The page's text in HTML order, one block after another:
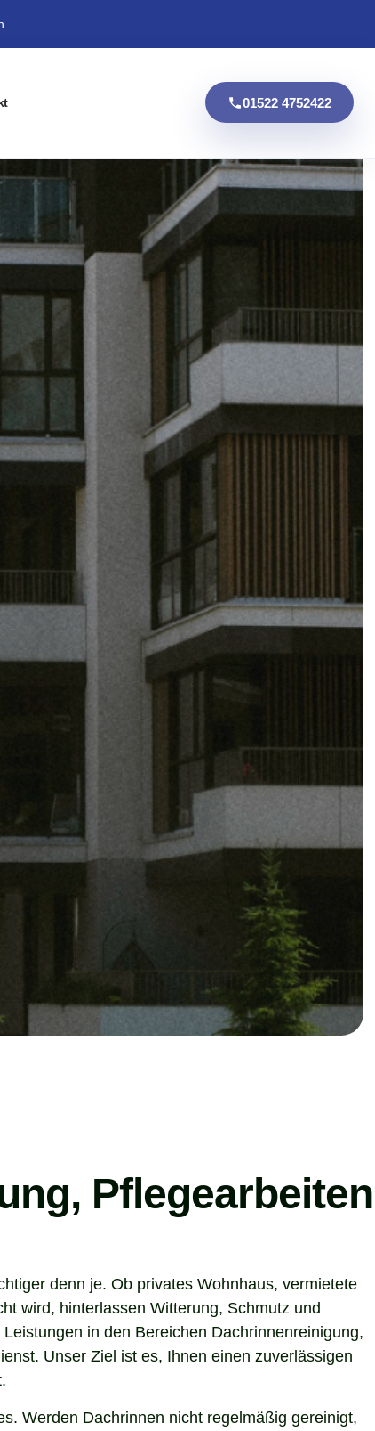
01522 4752422
Pflegearbeiten
denn je. Ob privates Wohnhaus, vermietete
wird, hinterlassen Witterung, Schmutz und
in den Bereichen Dachrinnenreinigung,
Unser Ziel ist es, Ihnen einen zuverlässigen
Werden Dachrinnen nicht regelmäßig gereinigt,